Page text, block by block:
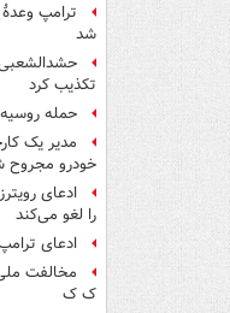
ترامپ
شد
حشدالشعبی
تکذیب کرد
حمله روسیه به ۳ کشتی باری در
مدیر یک
خودرو مجروح
ادعای
را لغو می‌کند
ادعای
مخالفت
ک ک